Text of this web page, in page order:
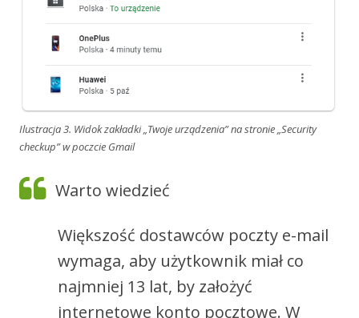
Ilustracja 3. Widok zakładki „Twoje urządzenia” na stronie „Security
checkup” w poczcie Gmail
Warto wiedzieć
Większość dostawców poczty e-mail
wymaga, aby użytkownik miał co
najmniej 13 lat, by założyć
internetowe konto pocztowe. W